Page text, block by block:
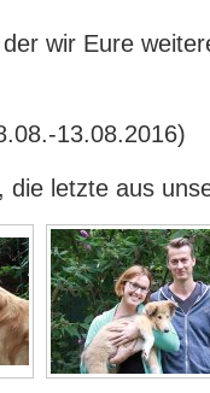
wir Eure
13.08.2016)
die letzte aus